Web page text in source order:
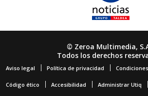
© Zeroa Multimedia,
Todos los derechos
Aviso legal Política de privacidad
Código ético Accesibilidad Administrar Utiq